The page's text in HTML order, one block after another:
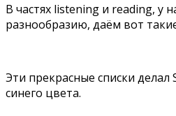
В частях listening и reading, у
разнообразию, даём вот
Эти прекрасные списки
синего цвета.